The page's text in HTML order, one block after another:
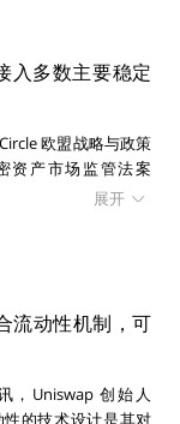
去年 9 月在华盛
有与货币市场基
可能与之竞争，
级委员会，由财
2008 年式的金
的一份关于数字
下迅速增长，可
野火，相关市场使
应在明年野火季
立防护措施。近期预
密歇根州相关案件
入多数主要稳定
欧盟战略与政策
资产市场监管法案
种电子货币代币发
指出，MiCA
通过该框架要求，其
于未受保护或无法
处理该问题，并为外
、金融服务和资本
现行框架是否仍适
展开
流动性机制，可
，Uniswap 创始人
的技术设计是其对